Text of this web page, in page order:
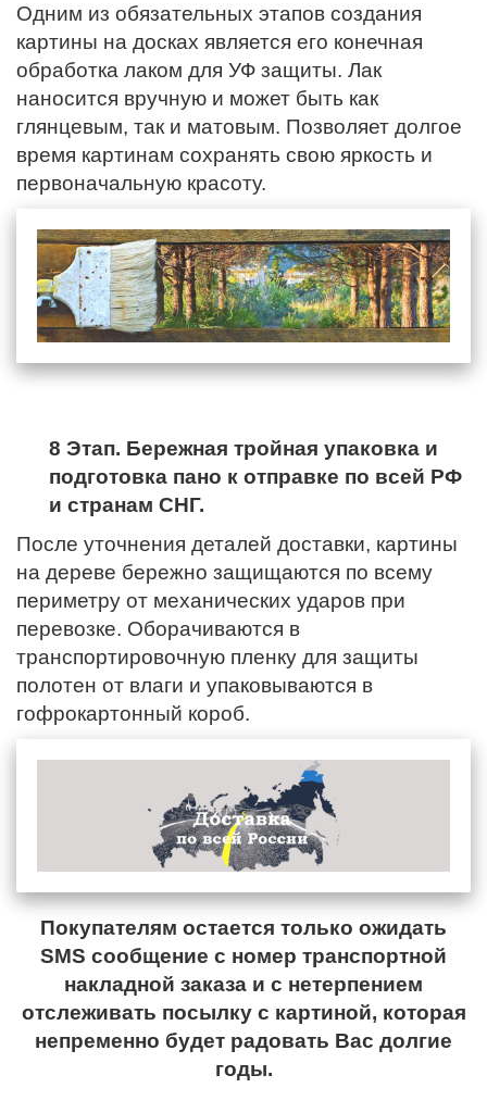
Одним из обязательных этапов создания
картины на досках является его конечная
обработка лаком для УФ защиты. Лак
наносится вручную и может быть как
глянцевым, так и матовым. Позволяет долгое
время картинам сохранять свою яркость и
первоначальную красоту.
8 Этап. Бережная тройная упаковка и
подготовка пано к отправке по всей РФ
и странам СНГ.
После уточнения деталей доставки, картины
на дереве бережно защищаются по всему
периметру от механических ударов при
перевозке. Оборачиваются в
транспортировочную пленку для защиты
полотен от влаги и упаковываются в
гофрокартонный короб.
Покупателям остается только ожидать
SMS сообщение с номер транспортной
накладной заказа и с нетерпением
отслеживать посылку с картиной, которая
непременно будет радовать Вас долгие
годы.